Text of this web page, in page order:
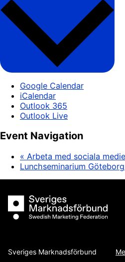
Google Calendar
iCalendar
Outlook 365
Outlook Live
Event Navigation
« Arbeta med sociala
Lunchseminarium
Sveriges Marknadsförbund
Sveriges Marknadsförbund